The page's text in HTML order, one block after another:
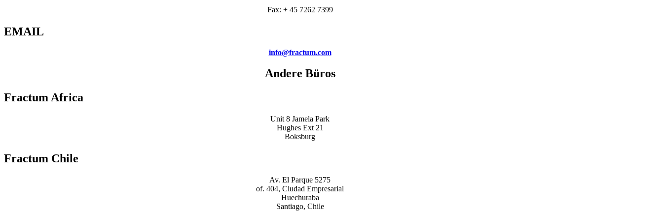
Fax: + 45 7262 7399
EMAIL
info@fractum.com
Andere Büros
Fractum Africa
Unit 8 Jamela Park
Hughes Ext 21
Boksburg
Fractum Chile
Av. El Parque 5275
of. 404, Ciudad Empresarial
Huechuraba
Santiago, Chile